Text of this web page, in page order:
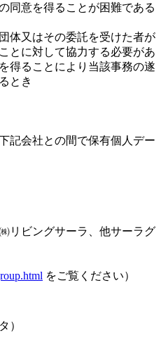
同意を得ることが困難である
体又はその委託を受けた者が
とに対して協力する必要があ
得ることにより当該事務の遂
とき
記会社との間で保有個人デー
リビングサーラ、他サーラグ
をご覧ください）
）